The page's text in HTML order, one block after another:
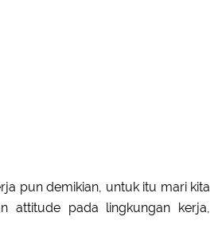
pun demikian, untuk itu mari kita
attitude pada lingkungan kerja,